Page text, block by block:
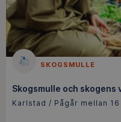
SKOGSMULLE
Skogsmulle och
Karlstad / Pågår mellan